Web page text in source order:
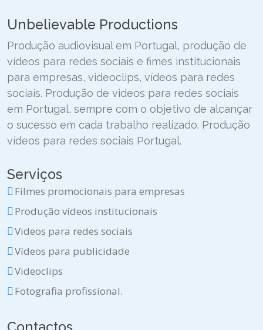
Unbelievable Productions
Produção audiovisual em Portugal, produção de
vídeos para redes sociais e fimes institucionais
para empresas, videoclips, vídeos para redes
sociais. Produção de videos para redes sociais
em Portugal, sempre com o objetivo de alcançar
o sucesso em cada trabalho realizado. Produção
vídeos para redes sociais Portugal.
Serviços
Filmes promocionais para empresas
Produção vídeos institucionais
Videos para redes sociais
Vídeos para publicidade
Videoclips
Fotografia profissional.
Contactos